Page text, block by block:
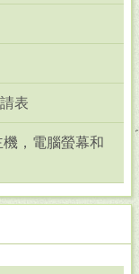
表
，電腦螢幕和